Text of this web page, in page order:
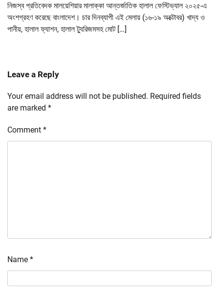
নিজস্ব প্রতিবেদক মালয়েশিয়ার মালাক্কা আন্তর্জাতিক হালাল ফেস্টিভ্যাল ২০২৫-এ
অংশগ্রহণ করেছে বাংলাদেশ। চার দিনব্যাপী এই মেলায় (১৬-১৯ অক্টোবর) খাদ্য ও
পানীয়, হালাল ফ্যাশন, হালাল ট্যুরিজমসহ মোট […]
Leave a Reply
Your email address will not be published. Required fields
are marked *
Comment *
Name *